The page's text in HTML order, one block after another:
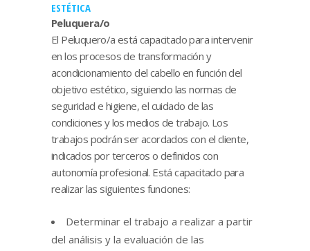
ESTÉTICA
Peluquera/o
El Peluquero/a está capacitado para intervenir
en los procesos de transformación y
acondicionamiento del cabello en función del
objetivo estético, siguiendo las normas de
seguridad e higiene, el cuidado de las
condiciones y los medios de trabajo. Los
trabajos podrán ser acordados con el cliente,
indicados por terceros o definidos con
autonomía profesional. Está capacitado para
realizar las siguientes funciones:
Determinar el trabajo a realizar a partir
del análisis y la evaluación de las